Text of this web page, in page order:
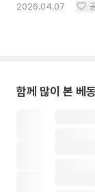
2026.04.07
함께 많이 본 베